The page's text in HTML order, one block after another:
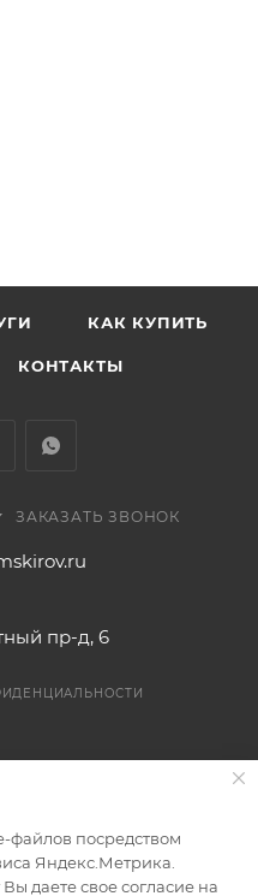
КАК КУПИТЬ
КОНТАКТЫ
ЗАКАЗАТЬ ЗВОНОК
пр-д, 6
файлов посредством
Яндекс.Метрика.
даете свое согласие на